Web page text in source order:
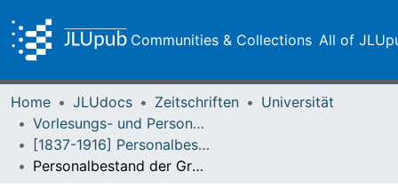
Communities & Collections All of
Home JLUdocs Zeitschriften
Universität
Vorlesungs- und Personalverzeichnis / Justus-Liebig-Universität Gießen
[1837-1916] Personalbestand / Verzeichnis der Studirenden der Großherzoglich Hessischen Ludwigs-Universität zu Giessen
Personalbestand der Großherzoglich Hessischen Ludwigs-Universität zu Gießen : Wintersemester 1911/1912